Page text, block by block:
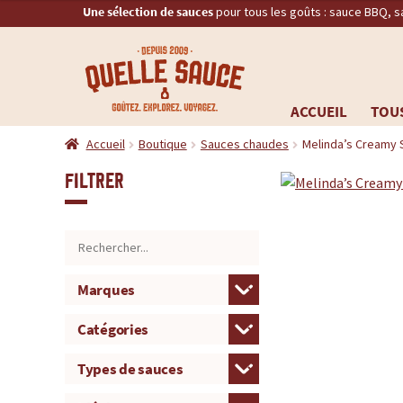
Une sélection de saucespour tous les goûts : sauce BBQ,
Aller
la
navigation
Aller
contenu
e
l
S
a
ACCUEIL
Accueil Boutique Sauces chaudes Melinda’s Creamy
Filtrer